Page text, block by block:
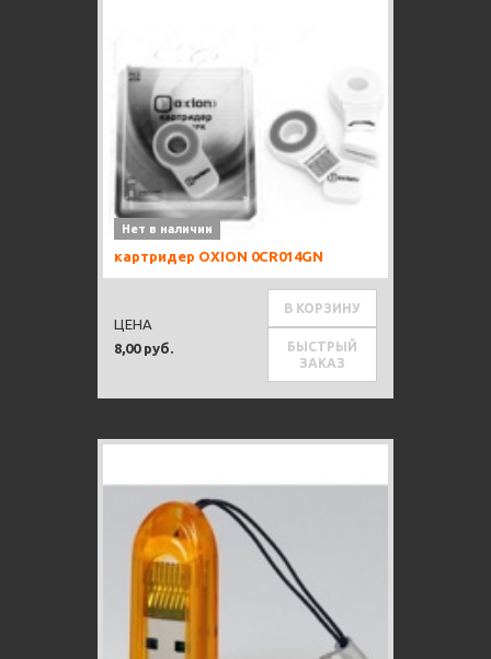
Нет в наличии
картридер OXION 0CR014GN
8,00 руб.
ЦЕНА
В КОРЗИНУ
БЫСТРЫЙ
ЗАКАЗ